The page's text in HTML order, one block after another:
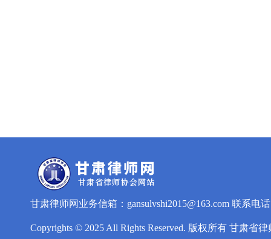
甘肃律师网业务信箱：gansulvshi2015@163.com 联系电
Copyrights © 2025 All Rights Reserved. 版权所有 甘肃省